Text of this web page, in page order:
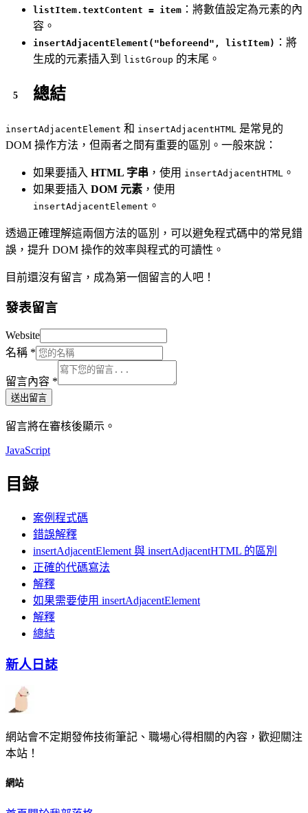
listItem.textContent = item ：將數值設定為元素的內
容。
insertAdjacentElement("beforeend", listItem) ：將
生成的元素插入到
listGroup 的末尾。
總結
insertAdjacentElement 和 insertAdjacentHTML
是常見的
DOM 操作方法，但兩者之間有重要的區別。一般來說：
如果要插入 HTML 字串 ，使用 insertAdjacentHTML
。
如果要插入 DOM 元素 ，使用
insertAdjacentElement 。
透過正確理解這兩個方法的區別，可以避免程式碼中的常見錯
誤，提升 DOM 操作的效率與程式的可讀性。
目前還沒有留言，成為第一個留言的人吧！
發表留言
Website
名稱 *
留言內容 *
送出留言
留言將在審核後顯示。
JavaScript
目錄
案例程式碼
錯誤解釋
insertAdjacentElement 與 insertAdjacentHTML 的區別
正確的代碼寫法
解釋
如果需要使用 insertAdjacentElement
解釋
總結
新人日誌
網站會不定期發佈技術筆記、職場心得相關的內容，歡迎關注
本站！
網站